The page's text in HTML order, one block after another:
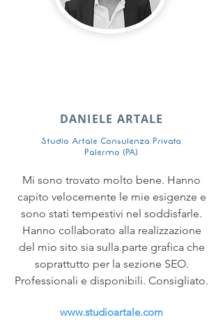
DANIELE ARTALE
Studio Artale Consulenza Privata
Palermo (PA)
Mi sono trovato molto bene. Hanno
capito velocemente le mie esigenze e
sono stati tempestivi nel soddisfarle.
Hanno collaborato alla realizzazione
del mio sito sia sulla parte grafica che
soprattutto per la sezione SEO.
Professionali e disponibili. Consigliato.
www.studioartale.com